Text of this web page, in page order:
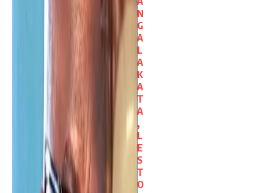
N
G
A
L
A
K
A
T
A
,
L
E
S
T
O